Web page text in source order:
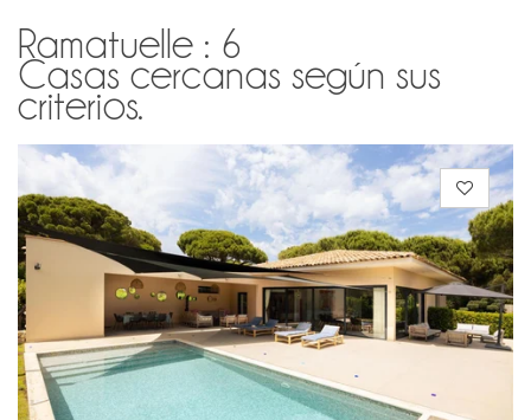
Ramatuelle : 6
Casas cercanas según sus
criterios.